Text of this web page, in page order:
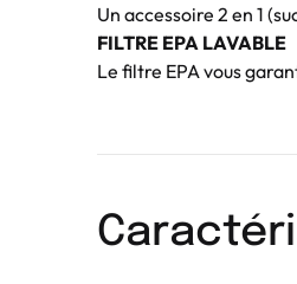
Un accessoire 2 en 1
FILTRE EPA LAVABLE
Le filtre EPA vous